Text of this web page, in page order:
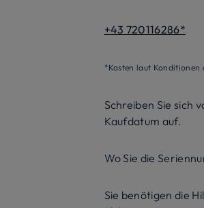
+43 720116286*
*Kosten laut Konditionen
Schreiben Sie sich
Kaufdatum auf.
Wo Sie die
Sie benötigen die